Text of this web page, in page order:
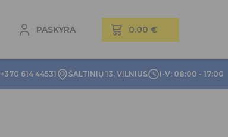
PASKYRA
+370 614 44531 ŠALTINIŲ 13, VILNIUS I-V: 08:00 - 17:00